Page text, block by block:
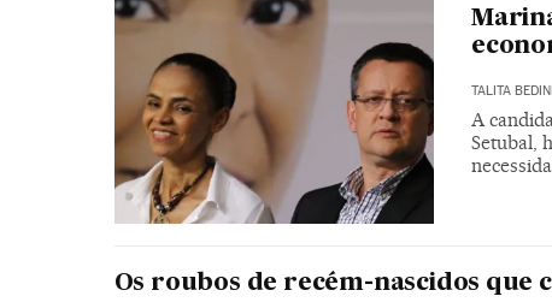
TALITA
A
Setubal,
Os roubos de recém-nascidos que